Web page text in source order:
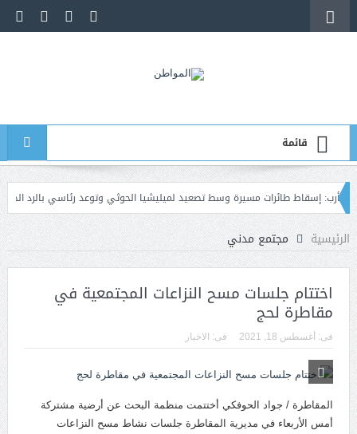
قائمة
طائرات مسيرة وسط تصعيد لميليشيا الحوثي وتوعد رئاسي بالرد الحازم عدن:
الرئيسية مجتمع مدني
اختتام جلسات مسح النزاعات المجتمعية في
مقاطرة لحج
فى: أغسطس 18, 2021 فى: الاخبار
المقاطرة / جواد الحوفكي أختتمت منظمة البحث عن أرضية مشتركة
أمس الأربعاء في مديرية المقاطرة جلسات نشاط مسح النزاعات